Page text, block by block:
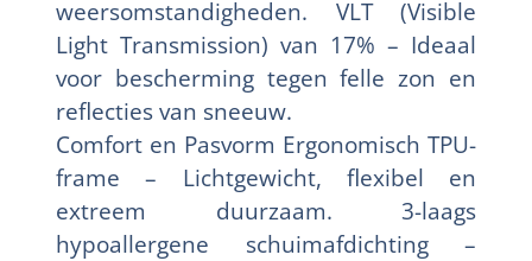
weersomstandigheden. VLT (Visible
Light Transmission) van 17% – Ideaal
voor bescherming tegen felle zon en
reflecties van sneeuw.
Comfort en Pasvorm Ergonomisch TPU-
frame – Lichtgewicht, flexibel en
extreem duurzaam. 3-laags
hypoallergene schuimafdichting –